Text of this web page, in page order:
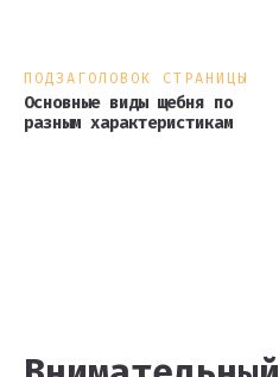
ПОДЗАГОЛОВОК СТРАНИЦЫ
Основные виды щебня по
разным характеристикам